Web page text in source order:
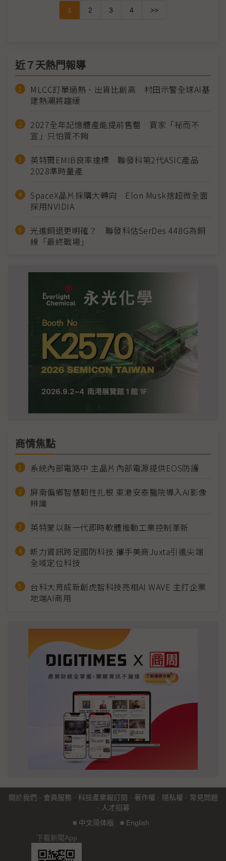
1 2 3 4 >>
近７天熱門報導
MLCC訂單過熱、出貨比創高 村田示警全球AI基
建熱潮將趨緩
2027全年記憶體產能提前售罄 買家「祕而不
宣」只怕買不夠
英特爾EMIB良率達標 聯發科第2代ASIC產品
2028準時量產
SpaceX晶片採購大轉向 Elon Musk捨超微全面
採用NVIDIA
光進銅退更明確？ 聯發科估SerDes 448G為銅
線「最終戰場」
商情焦點
系統內部電路中 主晶片內部電源提供EOS防護
屏南偏鄉智慧韌性扎根 東港安泰醫院導入AI影像
辨識
英特蒙以新一代即時軟體推動工業控制革新
昕力資訊跨足國防科技 攜手美商Juxta引進尖端
全域定位科技
台科大育成新創虎智科技亮相AI WAVE 主打企業
地端AI商用
關於我們 · 會員服務 · 科技產業報訂閱 · 著作權 · 隱私權 · 常見問題
· 人才招募
■ 中文简体版 ■ English
下載新聞App